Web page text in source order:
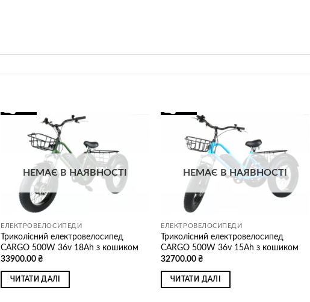
списку
бажань
НЕМАЄ В НАЯВНОСТІ
ЕЛЕКТРОВЕЛОСИПЕДИ
Триколісний електровелосипед
CARGO 500W 36v 18Ah з кошиком
33900.00₴
ЧИТАТИ ДАЛІ
до
списку
бажань
НЕМАЄ В НАЯВНОСТІ
ЕЛЕКТРОВЕЛОСИПЕДИ
Триколісний електровелосипед
CARGO 500W 36v 15Ah з кошиком
32700.00₴
ЧИТАТИ ДАЛІ